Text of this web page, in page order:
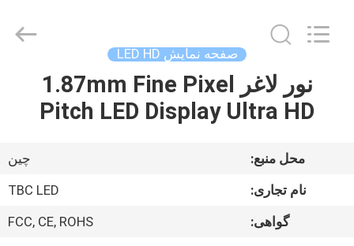
نمایش
Creation
Limited.
صفحه نمایش LED HD
نور لاغر 1.87mm Fine Pixel
Pitch LED Display Ultra HD
محل منبع:
چین
نام تجاری:
TBC LED
گواهی:
FCC, CE, ROHS